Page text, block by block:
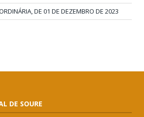
DE 01 DE DEZEMBRO DE 2023
DE SOURE